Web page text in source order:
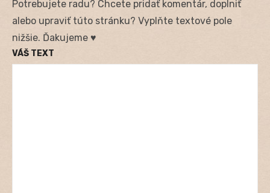
Potrebujete radu? Chcete pridať komentár, doplniť
alebo upraviť túto stránku? Vyplňte textové pole
nižšie. Ďakujeme ♥
VÁŠ TEXT